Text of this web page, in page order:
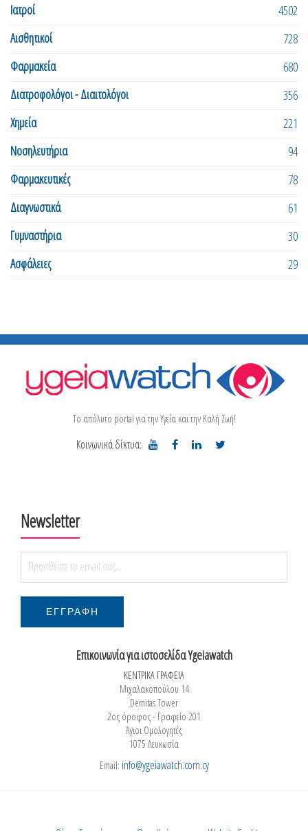
Ιατροί
4502
Αισθητικοί
728
Φαρμακεία
680
Διατροφολόγοι - Διαιτολόγοι
356
Χημεία
221
Νοσηλευτήρια
94
Φαρμακευτικές
78
Διαγνωστικά
61
Γυμναστήρια
30
Ασφάλειες
29
Το απόλυτο portal για την Υγεία και την Καλή Ζωή!
Κοινωνικά δίκτυα:
Newsletter
Επικοινωνία για ιστοσελίδα Ygeiawatch
ΚΕΝΤΡΙΚΑ ΓΡΑΦΕΙΑ
Μιχαλακοπούλου 14
Demitas Tower
2ος όροφος - Γραφείο 201
Άγιοι Ομολογητές
1075 Λευκωσία
Email: info@ygeiawatch.com.cy